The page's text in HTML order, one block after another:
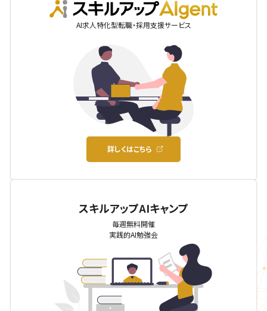
AIgent
AI求人特化型転職・採用支援サービス
詳しくはこちら
スキルアップAIキャンプ
毎週無料開催
実践的AI勉強会